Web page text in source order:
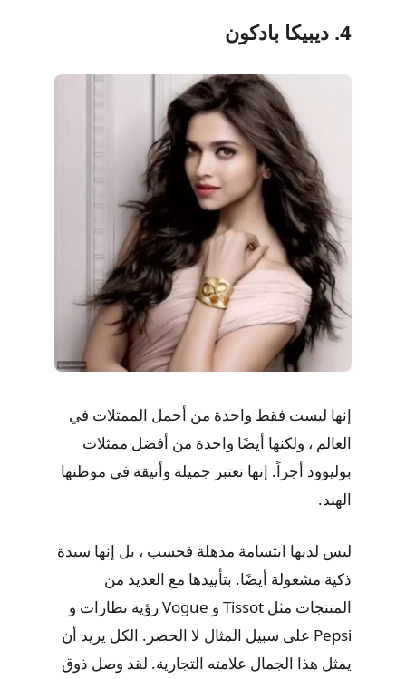
4. ديبيكا بادكون
إنها ليست فقط واحدة من أجمل الممثلات في
العالم ، ولكنها أيضًا واحدة من أفضل ممثلات
بوليوود أجراً. إنها تعتبر جميلة وأنيقة في موطنها
الهند.
ليس لديها ابتسامة مذهلة فحسب ، بل إنها سيدة
ذكية مشغولة أيضًا. بتأييدها مع العديد من
المنتجات مثل Tissot و Vogue رؤية نظارات و
Pepsi على سبيل المثال لا الحصر. الكل يريد أن
يمثل هذا الجمال علامته التجارية. لقد وصل ذوق